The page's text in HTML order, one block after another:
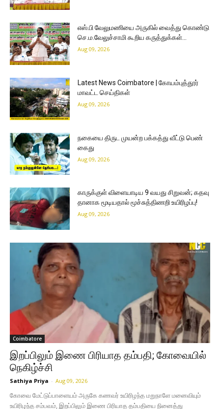
எஸ்.பி வேலுமணியை அருகில் வைத்து கொண்டு
செ.ம.வேலுச்சாமி கூறிய கருத்துக்கள்…
Aug 09, 2026
Latest News Coimbatore | கோயம்புத்தூர்
மாவட்ட செய்திகள்
Aug 09, 2026
நகையை திருட முயன்ற பக்கத்து வீட்டு பெண்
கைது
Aug 09, 2026
காருக்குள் விளையாடிய 9 வயது சிறுவன்; கதவு
தானாக மூடியதால் மூச்சுத்திணறி உயிரிழப்பு!
Aug 09, 2026
Coimbatore
இறப்பிலும் இணை பிரியாத தம்பதி; கோவையில்
நெகிழ்ச்சி
Sathiya Priya - Aug 09, 2026
கோவை மேட்டுப்பாளையம் அருகே கணவர் உயிரிழந்த மறுநாளே மனைவியும்
உயிரிழந்த சம்பவம், இறப்பிலும் இணை பிரியாத தம்பதியை நினைத்து